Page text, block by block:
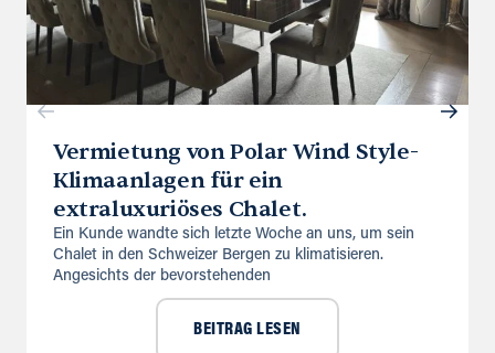
Vermietung von Polar Wind Style-
Klimaanlagen für ein
extraluxuriöses Chalet.
Ein Kunde wandte sich letzte Woche an uns, um sein
Chalet in den Schweizer Bergen zu klimatisieren.
Angesichts der bevorstehenden
BEITRAG LESEN